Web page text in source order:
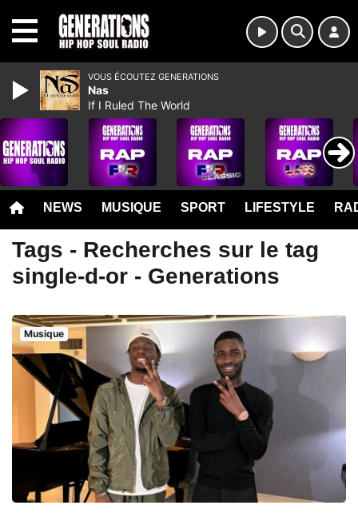
NEWS MUSIQUE SPORT LIFESTYLE
Tags - Recherches sur le tag
single-d-or - Generations
Musique
VOUS ÉCOUTEZ GENERATIONS
Nas
If I Ruled The World